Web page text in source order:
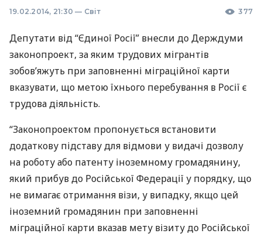
19.02.2014, 21:30 — Світ 377
Депутати від “Єдиної Росії” внесли до Держдуми
законопроект, за яким трудових мігрантів
зобов’яжуть при заповненні міграційної карти
вказувати, що метою їхнього перебування в Росії є
трудова діяльність.
“Законопроектом пропонується встановити
додаткову підставу для відмови у видачі дозволу
на роботу або патенту іноземному громадянину,
який прибув до Російської Федерації у порядку, що
не вимагає отримання візи, у випадку, якщо цей
іноземний громадянин при заповненні
міграційної карти вказав мету візиту до Російської